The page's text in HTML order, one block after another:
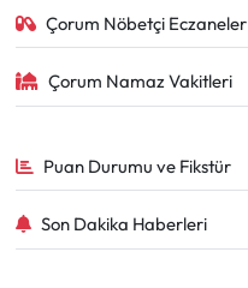
Çorum Nöbetçi Eczaneler
Çorum Namaz Vakitleri
Puan Durumu ve Fikstür
Son Dakika Haberleri